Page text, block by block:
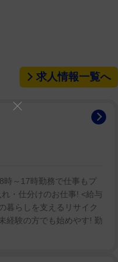
求人情報一覧へ
時～17時勤務で仕事もプ
・仕分けのお仕事! <給与
暮らしを支えるリサイク
経験の方でも始めやす! 勤